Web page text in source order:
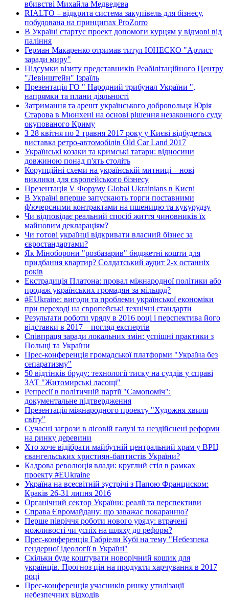
вбивстві Михайла Медведєва
RIALTO – відкрита система закупівель для бізнесу,
побудована на принципах ProZorro
В Україні стартує проект допомоги курцям у відмові від
паління
Герман Макаренко отримав титул ЮНЕСКО "Артист
заради миру"
Підсумки візиту представників Реабілітаційного Центру
"Левінштейн" Ізраїль
Презентація ГО " Народний трибунал України ",
напрямки та плани діяльності
Затримання та арешт українського добровольця Юрія
Старова в Мюнхені на основі рішення незаконного суду
окупованого Криму
З 28 квітня по 2 травня 2017 року у Києві відбудеться
виставка ретро-автомобілів Old Car Land 2017
Українські козаки та кримські татари: відносини
довжиною понад п'ять століть
Корупційні схеми на українській митниці – нові
виклики для європейського бізнесу
Презентація V Форуму Global Ukrainians в Києві
В Україні вперше запускають торги поставними
ф'ючерсними контрактами на пшеницю та кукурудзу
Чи відповідає реальний спосіб життя чиновників їх
майновим деклараціям?
Чи готові українці відкривати власний бізнес за
євростандартами?
Як Міноборони "розбазарив" бюджетні кошти для
придбання квартир? Солдатський аудит 2-х останніх
років
Екстрадиція Платона: провал міжнародної політики або
продаж українських громадян за мільярд?
#EUkraine: вигоди та проблеми української економіки
при переході на європейські технічні стандарти
Результати роботи уряду в 2016 році і перспектива його
відставки в 2017 – погляд експертів
Співпраця заради локальних змін: успішні практики з
Польщі та України
Прес-конференція громадської платформи "Україна без
сепаратизму"
50 відтінків бруду: технології тиску на суддів у справі
ЗАТ "Житомирські ласощі"
Репресії в політичній партії "Самопоміч":
документальне підтвердження
Презентація міжнародного проекту "Художня хвиля
світу"
Сучасні загрози в лісовій галузі та нездійснені реформи
на ринку деревини
Хто хоче відібрати майбутній центральний храм у ВРЦ
євангельських християн-баптистів України?
Кадрова революція влади: круглий стіл в рамках
проекту #EUkraine
Україна на всесвітній зустрічі з Папою Франциском:
Краків 26-31 липня 2016
Органічний сектор України: реалії та перспективи
Справа Євромайдану: що заважає покаранню?
Перше півріччя роботи нового уряду: втрачені
можливості чи успіх на шляху до реформ?
Прес-конференція Габріели Кубі на тему "Небезпека
гендерної ідеології в Україні"
Скільки буде коштувати новорічний кошик для
українців. Прогноз цін на продукти харчування в 2017
році
Прес-конференція учасників ринку утилізації
небезпечних відходів